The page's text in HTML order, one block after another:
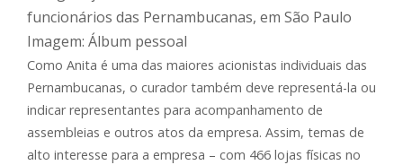
funcionários das Pernambucanas, em São Paulo
Imagem: Álbum pessoal
Como Anita é uma das maiores acionistas individuais das
Pernambucanas, o curador também deve representá-la ou
indicar representantes para acompanhamento de
assembleias e outros atos da empresa. Assim, temas de
alto interesse para a empresa – com 466 lojas físicas no